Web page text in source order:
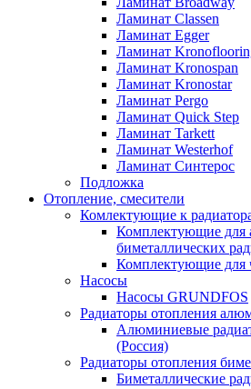
Ламинат Classen
Ламинат Egger
Ламинат
Ламинат Kronospan
Ламинат Kronostar
Ламинат Pergo
Ламинат Quick Step
Ламинат Tarkett
Ламинат Westerhof
Ламинат Синтерос
Подложка
Отопление, смесители
Комлектующие к
Комплектующие
биметаллических
Комплектующие для
Насосы
Насосы GRUNDFOS
Радиаторы отопления
Алюминиевые
(Россия)
Радиаторы отопления
Биметаллические